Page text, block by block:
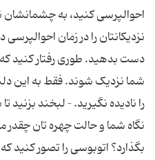
احوالپرسی کنید، به چشمانشان
نزدیکانتان را در زمان
دست بدهید. طوری رفتار کنید
شما نزدیک شوند. فقط به این
را نادیده نگیرید. – لبخند بزنید
نگاه شما و حالت چهره تان چقدر
بگذارد؟ اتوبوسی را تصور کنید